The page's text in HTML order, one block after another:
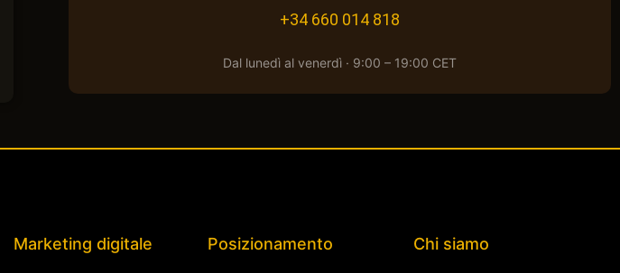
+34 660 014 818
Dal lunedì al venerdì · 9:00 – 19:00 CET
Marketing digitale Posizionamento Chi siamo